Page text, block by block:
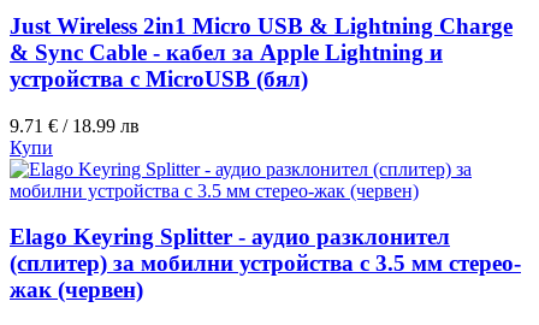
Just Wireless 2in1 Micro USB & Lightning Charge
& Sync Cable - кабел за Apple Lightning и
устройства с MicroUSB (бял)
9.71 € / 18.99 лв
Купи
Elago Keyring Splitter - аудио разклонител
(сплитер) за мобилни устройства с 3.5 мм стерео-
жак (червен)